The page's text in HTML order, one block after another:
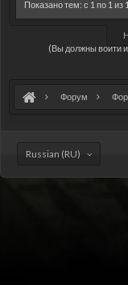
Показано тем: с 1 по 1 из 1.
(Вы должны войти
Форум
Russian (RU)